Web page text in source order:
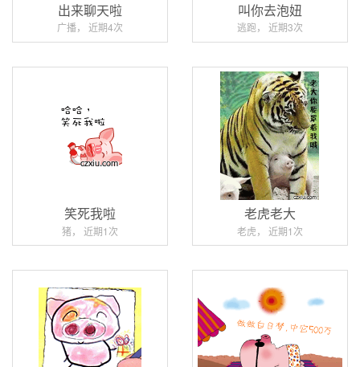
出来聊天啦
广播， 近期4次
叫你去泡妞
逃跑， 近期3次
笑死我啦
猪， 近期1次
老虎老大
老虎， 近期1次